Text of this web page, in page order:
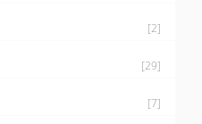
[2]
[29]
[7]